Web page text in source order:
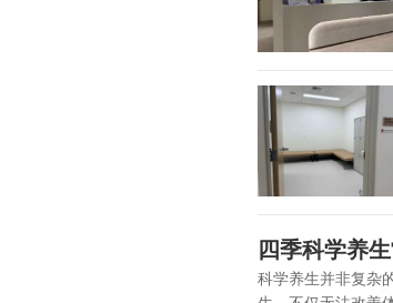
四季科学养
科学养生并非复杂